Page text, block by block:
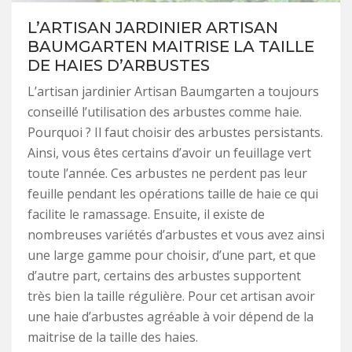
L’ARTISAN JARDINIER ARTISAN
BAUMGARTEN MAITRISE LA TAILLE
DE HAIES D’ARBUSTES
L’artisan jardinier Artisan Baumgarten a toujours
conseillé l’utilisation des arbustes comme haie.
Pourquoi ? Il faut choisir des arbustes persistants.
Ainsi, vous êtes certains d’avoir un feuillage vert
toute l’année. Ces arbustes ne perdent pas leur
feuille pendant les opérations taille de haie ce qui
facilite le ramassage. Ensuite, il existe de
nombreuses variétés d’arbustes et vous avez ainsi
une large gamme pour choisir, d’une part, et que
d’autre part, certains des arbustes supportent
très bien la taille régulière. Pour cet artisan avoir
une haie d’arbustes agréable à voir dépend de la
maitrise de la taille des haies.